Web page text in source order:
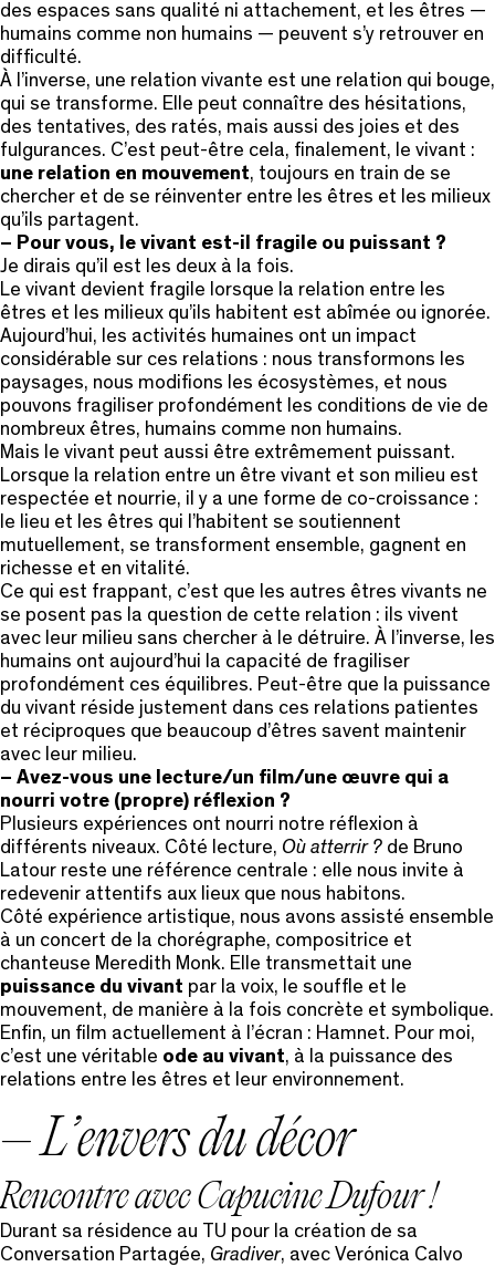
des espaces sans qualité ni attachement, et les êtres —
humains comme non humains — peuvent s’y retrouver en
difficulté.
À l’inverse, une relation vivante est une relation qui bouge,
qui se transforme. Elle peut connaître des hésitations,
des tentatives, des ratés, mais aussi des joies et des
fulgurances. C’est peut-être cela, finalement, le vivant :
une relation en mouvement, toujours en train de se
chercher et de se réinventer entre les êtres et les milieux
qu’ils partagent.
– Pour vous, le vivant est-il fragile ou puissant ?
Je dirais qu’il est les deux à la fois.
Le vivant devient fragile lorsque la relation entre les
êtres et les milieux qu’ils habitent est abîmée ou ignorée.
Aujourd’hui, les activités humaines ont un impact
considérable sur ces relations : nous transformons les
paysages, nous modifions les écosystèmes, et nous
pouvons fragiliser profondément les conditions de vie de
nombreux êtres, humains comme non humains.
Mais le vivant peut aussi être extrêmement puissant.
Lorsque la relation entre un être vivant et son milieu est
respectée et nourrie, il y a une forme de co-croissance :
le lieu et les êtres qui l’habitent se soutiennent
mutuellement, se transforment ensemble, gagnent en
richesse et en vitalité.
Ce qui est frappant, c’est que les autres êtres vivants ne
se posent pas la question de cette relation : ils vivent
avec leur milieu sans chercher à le détruire. À l’inverse, les
humains ont aujourd’hui la capacité de fragiliser
profondément ces équilibres. Peut-être que la puissance
du vivant réside justement dans ces relations patientes
et réciproques que beaucoup d’êtres savent maintenir
avec leur milieu.
– Avez-vous une lecture/un film/une œuvre qui a
nourri votre (propre) réflexion ?
Plusieurs expériences ont nourri notre réflexion à
différents niveaux. Côté lecture, Où atterrir ? de Bruno
Latour reste une référence centrale : elle nous invite à
redevenir attentifs aux lieux que nous habitons.
Côté expérience artistique, nous avons assisté ensemble
à un concert de la chorégraphe, compositrice et
chanteuse Meredith Monk. Elle transmettait une
puissance du vivant par la voix, le souffle et le
mouvement, de manière à la fois concrète et symbolique.
Enfin, un film actuellement à l’écran : Hamnet. Pour moi,
c’est une véritable ode au vivant, à la puissance des
relations entre les êtres et leur environnement.
– L’envers du décor
Rencontre avec Capucine Dufour !
Durant sa résidence au TU pour la création de sa
Conversation Partagée, Gradiver, avec Verónica Calvo